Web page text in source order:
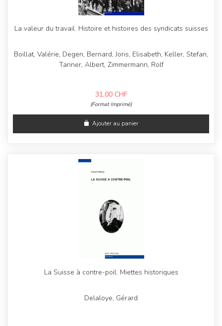
La valeur du travail. Histoire et histoires des syndicats suisses
Boillat, Valérie, Degen, Bernard, Joris, Elisabeth, Keller, Stefan,
Tanner, Albert, Zimmermann, Rolf
31,00 CHF
(Format Imprimé)
Ajouter au panier
La Suisse à contre-poil. Miettes historiques
Delaloye, Gérard